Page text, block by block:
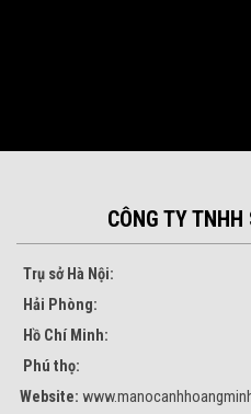
CÔNG TY
Trụ sở Hà Nội:
Hải Phòng:
Hồ Chí Minh:
Phú thọ:
Website: